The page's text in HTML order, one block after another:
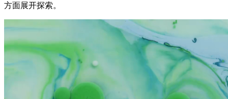
方面展开探索。